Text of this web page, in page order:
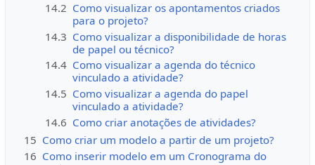
14.2 Como visualizar os apontamentos criados
para o projeto?
14.3 Como visualizar a disponibilidade de horas
de papel ou técnico?
14.4 Como visualizar a agenda do técnico
vinculado a atividade?
14.5 Como visualizar a agenda do papel
vinculado a atividade?
14.6 Como criar anotações de atividades?
15 Como criar um modelo a partir de um projeto?
16 Como inserir modelo em um Cronograma do